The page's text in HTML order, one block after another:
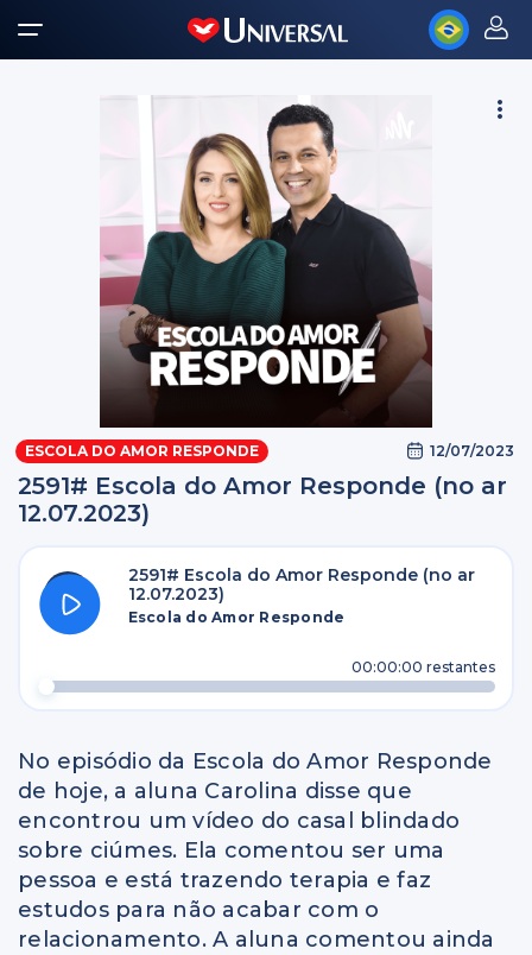
ESCOLA DO AMOR RESPONDE 12/07/2023
2591# Escola do Amor Responde (no ar
12.07.2023)
2591# Escola do Amor Responde (no ar
12.07.2023)
Escola do Amor Responde
00:00:00 restantes
No episódio da Escola do Amor Responde
de hoje, a aluna Carolina disse que
encontrou um vídeo do casal blindado
sobre ciúmes. Ela comentou ser uma
pessoa e está trazendo terapia e faz
estudos para não acabar com o
relacionamento. A aluna comentou ainda